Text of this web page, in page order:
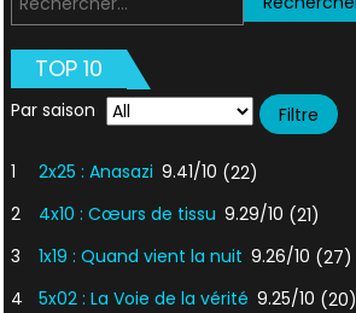
TOP 10
Par saison
1 2x25 : Anasazi 9.41/10 (22)
2
4x10 : Cœurs de tissu 9.29/10 (21)
3
1x19 : Quand vient la nuit 9.26/10 (27)
4
5x02 : La Voie de la vérité 9.25/10 (20)